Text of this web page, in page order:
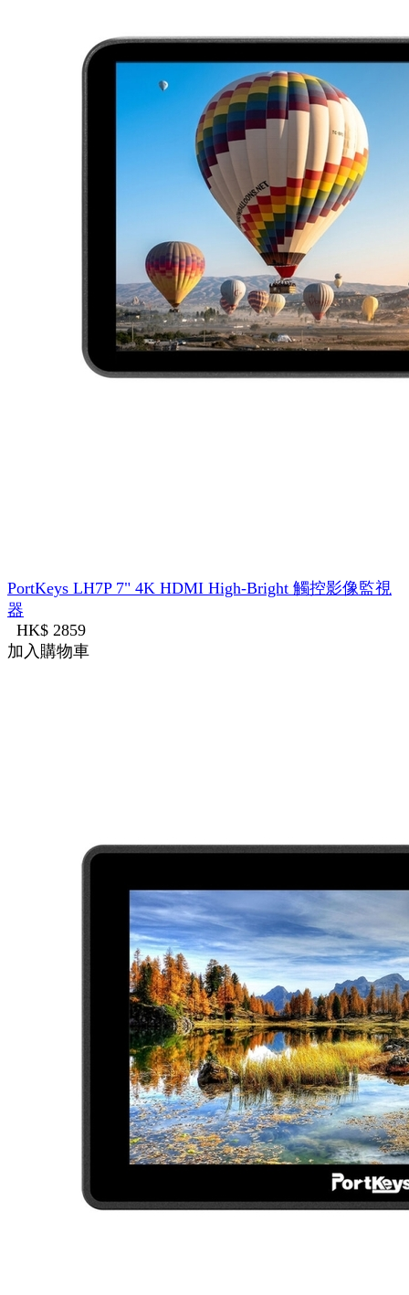
PortKeys LH7P 7" 4K HDMI High-Bright 觸控影像監視
器
HK$ 2859
加入購物車